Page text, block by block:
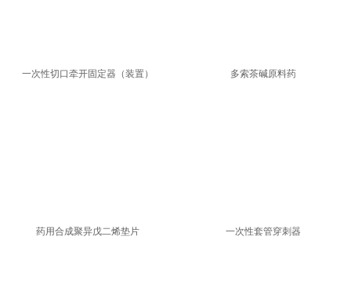
一次性切口牵开固定器（装置） 多索茶碱原料药
药用合成聚异戊二烯垫片 一次性套管穿刺器